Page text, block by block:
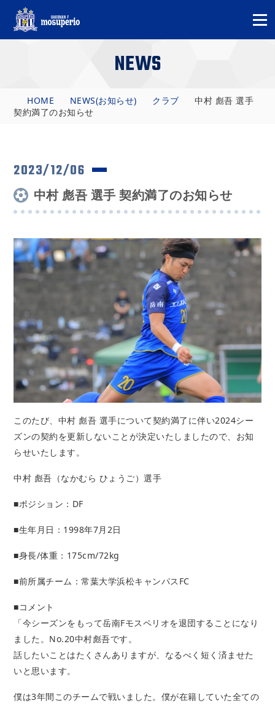
NEWS
HOME NEWS(お知らせ) クラブ
中村 彪吾 選手
契約満了のお知らせ
2023/12/06
中村 彪吾 選手 契約満了のお知らせ
このたび、中村 彪吾 選手について契約満了に伴い2024シー
ズンの契約を更新しないことが決定いたしましたので、お知
らせいたします。
中村 彪吾（なかむら ひょうご）選手
■ポジション：DF
■生年月日：1998年7月2日
■身長/体重：175cm/72kg
■前所属チーム：常葉大学浜松キャンパスFC
■コメント
「今シーズンをもって岳南Fモスペリオを退団することになり
ました。No.20中村彪吾です。
話したいことはたくさんありますが、なるべく短く済ませた
いと思います。
僕は3年間このチームで戦いました。僕が在籍していた全ての